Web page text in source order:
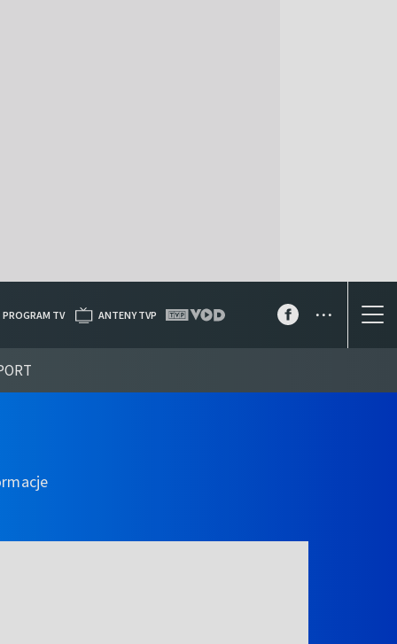
PROGRAM TV ANTENY TVP ...